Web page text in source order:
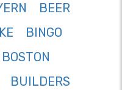
BEER
BINGO
BOSTON
BUILDERS